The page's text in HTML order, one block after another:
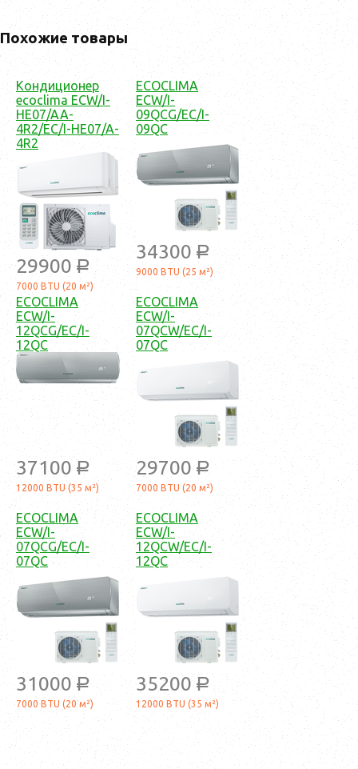
Похожие товары
Кондиционер
ecoclima ECW/I-
HE07/AA-
4R2/EC/I-HE07/A-
4R2
29900 a
7000 BTU (20 м²)
ECOCLIMA
ECW/I-
09QCG/EC/I-
09QC
34300 a
9000 BTU (25 м²)
ECOCLIMA
ECW/I-
12QCG/EC/I-
12QC
37100 a
12000 BTU (35 м²)
ECOCLIMA
ECW/I-
07QCW/EC/I-
07QC
29700 a
7000 BTU (20 м²)
ECOCLIMA
ECW/I-
07QCG/EC/I-
07QC
31000 a
7000 BTU (20 м²)
ECOCLIMA
ECW/I-
12QCW/EC/I-
12QC
35200 a
12000 BTU (35 м²)